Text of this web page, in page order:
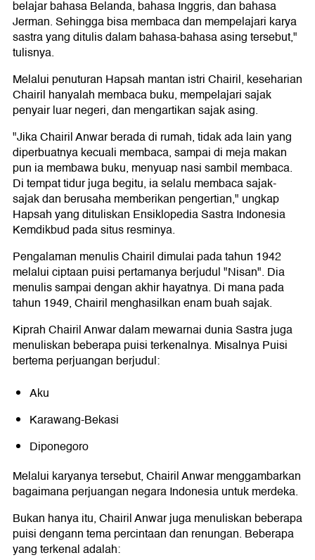
belajar bahasa Belanda, bahasa Inggris, dan bahasa
Jerman. Sehingga bisa membaca dan mempelajari karya
sastra yang ditulis dalam bahasa-bahasa asing tersebut,"
tulisnya.
Melalui penuturan Hapsah mantan istri Chairil, keseharian
Chairil hanyalah membaca buku, mempelajari sajak
penyair luar negeri, dan mengartikan sajak asing.
"Jika Chairil Anwar berada di rumah, tidak ada lain yang
diperbuatnya kecuali membaca, sampai di meja makan
pun ia membawa buku, menyuap nasi sambil membaca.
Di tempat tidur juga begitu, ia selalu membaca sajak-
sajak dan berusaha memberikan pengertian," ungkap
Hapsah yang dituliskan Ensiklopedia Sastra Indonesia
Kemdikbud pada situs resminya.
Pengalaman menulis Chairil dimulai pada tahun 1942
melalui ciptaan puisi pertamanya berjudul "Nisan". Dia
menulis sampai dengan akhir hayatnya. Di mana pada
tahun 1949, Chairil menghasilkan enam buah sajak.
Kiprah Chairil Anwar dalam mewarnai dunia Sastra juga
menuliskan beberapa puisi terkenalnya. Misalnya Puisi
bertema perjuangan berjudul:
Aku
Karawang-Bekasi
Diponegoro
Melalui karyanya tersebut, Chairil Anwar menggambarkan
bagaimana perjuangan negara Indonesia untuk merdeka.
Bukan hanya itu, Chairil Anwar juga menuliskan beberapa
puisi dengann tema percintaan dan renungan. Beberapa
yang terkenal adalah: